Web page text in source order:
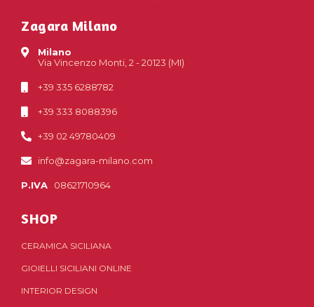
Zagara Milano
Milano
Via Vincenzo Monti, 2 - 20123 (MI)
+39 335 6288782
+39 333 8088396
+39 02 49780409
info@zagara-milano.com
P.IVA 08621710964
SHOP
CERAMICA SICILIANA
GIOIELLI SICILIANI ONLINE
INTERIOR DESIGN